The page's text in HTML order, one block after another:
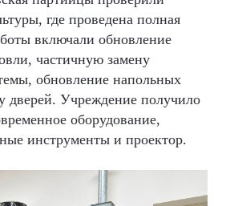
где проведена полная
включали обновление
частичную замену
обновление напольных
дверей. Учреждение получило
оборудование,
инструменты и проектор.